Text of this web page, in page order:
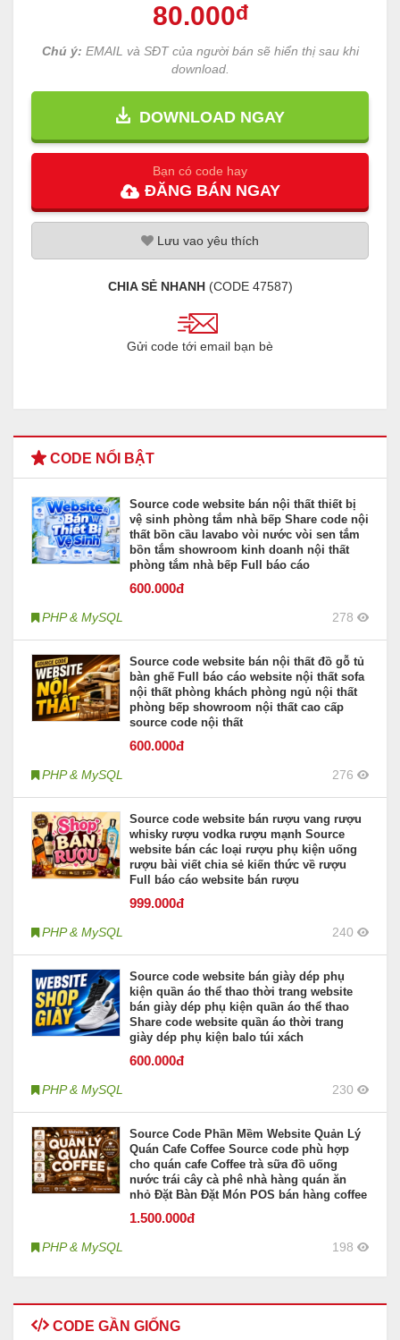
80.000đ
Chú ý: EMAIL và SĐT của người bán sẽ hiển thị sau khi
download.
DOWNLOAD NGAY
Bạn có code hay
ĐĂNG BÁN NGAY
Lưu vao yêu thích
CHIA SẺ NHANH(CODE 47587)
Gửi code tới email bạn bè
CODE NỔI BẬT
Source code website bán nội thất thiết bị
vệ sinh phòng tắm nhà bếp Share code nội
thất bồn cầu lavabo vòi nước vòi sen tắm
bồn tắm showroom kinh doanh nội thất
phòng tắm nhà bếp Full báo cáo
600.000đ
PHP & MySQL 278
Source code website bán nội thất đồ gỗ tủ
bàn ghế Full báo cáo website nội thất sofa
nội thất phòng khách phòng ngủ nội thất
phòng bếp showroom nội thất cao cấp
source code nội thất
600.000đ
PHP & MySQL 276
Source code website bán rượu vang rượu
whisky rượu vodka rượu mạnh Source
website bán các loại rượu phụ kiện uống
rượu bài viết chia sẻ kiến thức về rượu
Full báo cáo website bán rượu
999.000đ
PHP & MySQL 240
Source code website bán giày dép phụ
kiện quần áo thể thao thời trang website
bán giày dép phụ kiện quần áo thể thao
Share code website quần áo thời trang
giày dép phụ kiện balo túi xách
600.000đ
PHP & MySQL 230
Source Code Phần Mềm Website Quản Lý
Quán Cafe Coffee Source code phù hợp
cho quán cafe Coffee trà sữa đồ uống
nước trái cây cà phê nhà hàng quán ăn
nhỏ Đặt Bàn Đặt Món POS bán hàng coffee
1.500.000đ
PHP & MySQL 198
CODE GẦN GIỐNG